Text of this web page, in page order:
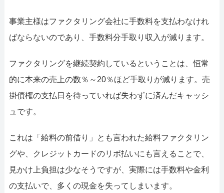
事業主様はファクタリング会社に手数料を支払わなけれ
ばならないのであり、手数料分手取り収入が減ります。
ファクタリングを継続契約しているということは、恒常
的に本来の売上の数％～20％ほど手取りが減ります。売
掛債権の支払日を待っていれば失わずに済んだキャッシ
ュです。
これは「給料の前借り」とも言われた給料ファクタリン
グや、クレジットカードのリボ払いにも言えることで、
見かけ上負担は少なそうですが、実際には手数料や金利
の支払いで、多くの現金を失ってしまいます。